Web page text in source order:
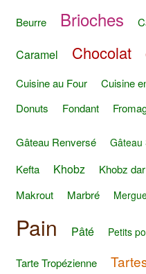
Beurre Brioches
Caramel Chocolat
Cuisine au Four Cuisine
Donuts Fondant
Gâteau Renversé Gâteau
Kefta Khobz Khobz dar
Makrout Marbré
Pain Pâté Petits
Tarte Tropézienne